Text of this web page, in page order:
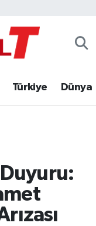
Türkiye Dünya